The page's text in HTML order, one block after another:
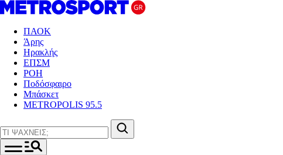
ΠΑΟΚ
Άρης
Ηρακλής
ΕΠΣΜ
ΡΟΗ
Ποδόσφαιρο
Μπάσκετ
METROPOLIS 95.5